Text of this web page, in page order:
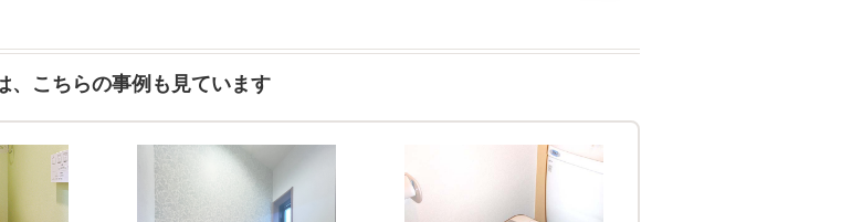
、こちらの事例も見ています